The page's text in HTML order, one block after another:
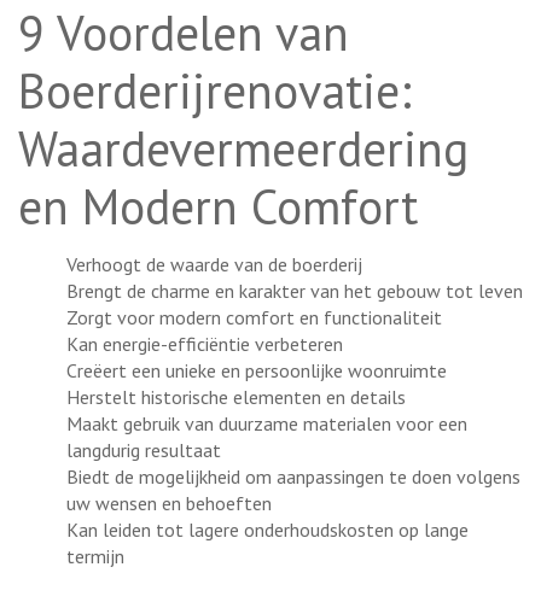
9 Voordelen van
Boerderijrenovatie:
Waardevermeerdering
en Modern Comfort
Verhoogt de waarde van de boerderij
Brengt de charme en karakter van het gebouw tot leven
Zorgt voor modern comfort en functionaliteit
Kan energie-efficiëntie verbeteren
Creëert een unieke en persoonlijke woonruimte
Herstelt historische elementen en details
Maakt gebruik van duurzame materialen voor een
langdurig resultaat
Biedt de mogelijkheid om aanpassingen te doen volgens
uw wensen en behoeften
Kan leiden tot lagere onderhoudskosten op lange
termijn